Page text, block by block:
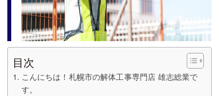
目次
こんにちは！札幌市の解体工事専門店 雄志総業で
す。